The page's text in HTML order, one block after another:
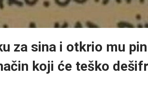
za sina i otkrio mu pin
koji će teško